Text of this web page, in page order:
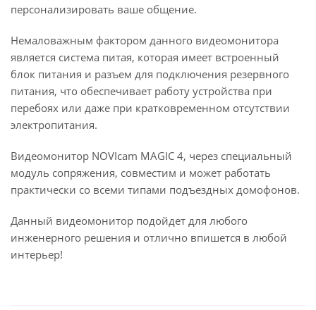
персонализировать ваше общение.
Немаловажным фактором данного видеомонитора
является система питая, которая имеет встроенный
блок питания и разъем для подключения резервного
питания, что обеспечивает работу устройства при
перебоях или даже при кратковременном отсутствии
электропитания.
Видеомонитор NOVIcam MAGIC 4, через специальный
модуль сопряжения, совместим и может работать
практически со всеми типами подъездных домофонов.
Данный видеомонитор подойдет для любого
инженерного решения и отлично впишется в любой
интерьер!